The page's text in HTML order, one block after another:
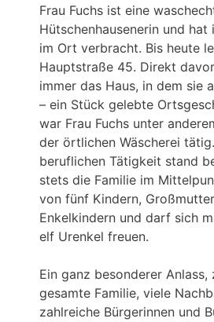
Frau Fuchs ist eine
Hütschenhausenerin und hat
im Ort verbracht. Bis heute
Hauptstraße 45. Direkt
immer das Haus, in dem sie
– ein Stück gelebte
war Frau Fuchs unter
der örtlichen Wäscherei
beruflichen Tätigkeit stand
stets die Familie im
von fünf Kindern,
Enkelkindern und darf sich
elf Urenkel freuen.
Ein ganz besonderer
gesamte Familie, viele
zahlreiche Bürgerinnen und